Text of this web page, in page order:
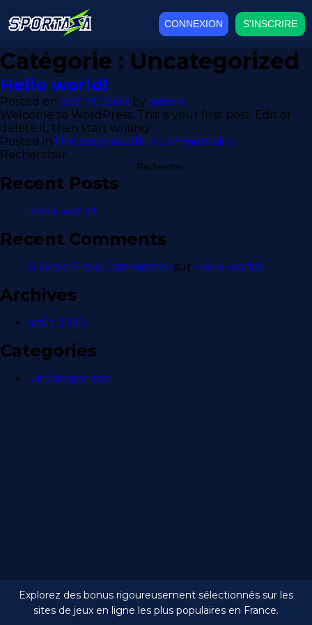
CONNEXION S'INSCRIRE
Catégorie : Uncategorized
Hello world!
Posted on août 9, 2023 by admin
Welcome to WordPress. This is your first post. Edit or
delete it, then start writing!
Posted in Uncategorized Un commentaire
Rechercher
Rechercher
Recent Posts
Hello world!
Recent Comments
A WordPress Commenter sur Hello world!
Archives
août 2023
Categories
Uncategorized
Explorez des bonus rigoureusement sélectionnés sur les
sites de jeux en ligne les plus populaires en France.